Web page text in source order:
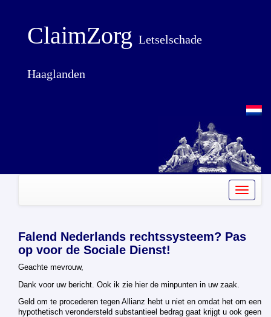
ClaimZorg Letselschade
Haaglanden
Toggle
Falend Nederlands rechtssysteem? Pas
op voor de Sociale Dienst!
Geachte mevrouw,
Dank voor uw bericht. Ook ik zie hier de minpunten in uw zaak.
Geld om te procederen tegen Allianz hebt u niet en omdat het om een
hypothetisch verondersteld substantieel bedrag gaat krijgt u ook geen